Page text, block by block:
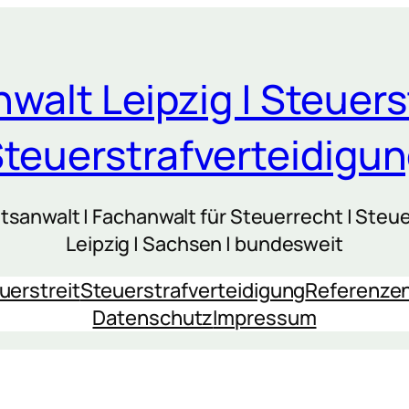
Leipzig |
| Fachanwalt für Steuerrecht |
Leipzig | Sachsen | bundesweit
Steuerstrafverteidigung
DatenschutzImpressum